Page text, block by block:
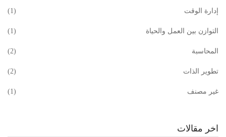
إدارة الوقت (1)
التوازن بين العمل والحياة (1)
المحاسبة (2)
تطوير الذات (2)
غير مصنف (1)
اخر مقالات